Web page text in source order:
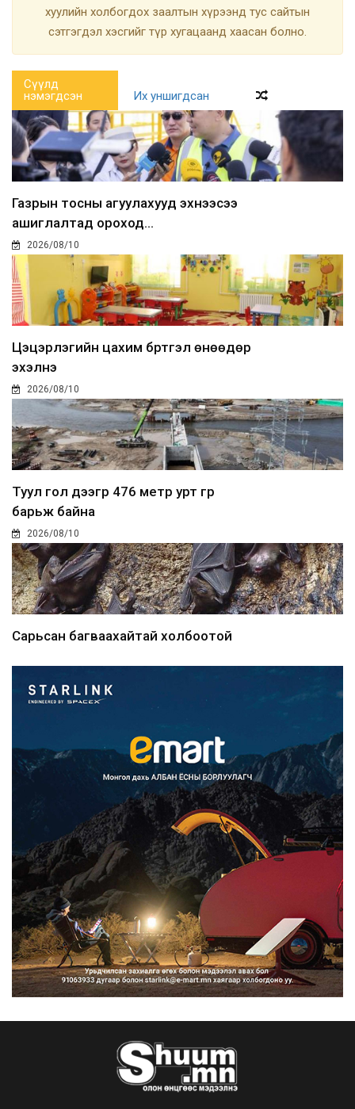
хуулийн холбогдох заалтын хүрээнд тус сайтын
сэтгэгдэл хэсгийг түр хугацаанд хаасан болно.
Сүүлд
нэмэгдсэн
Их уншигдсан
Газрын тосны агуулахууд эхнээсээ
ашиглалтад ороход...
2026/08/10
Цэцэрлэгийн цахим бүртгэл өнөөдөр
эхэлнэ
2026/08/10
Туул гол дээгүүр 476 метр урт гүүр
барьж байна
2026/08/10
Сарьсан багваахайтай холбоотой
Улсын дугаарын тэгш, сондгойгоор
ангилан хөдөлгөөн...
2026/08/10
Нарантуул, Дүнжингарав, Шинэ 100
айл худалдааны тө...
2026/08/10
КОП17-д ажиллах онцгой байдлын
бүрэлдэхүүн хамтарс...